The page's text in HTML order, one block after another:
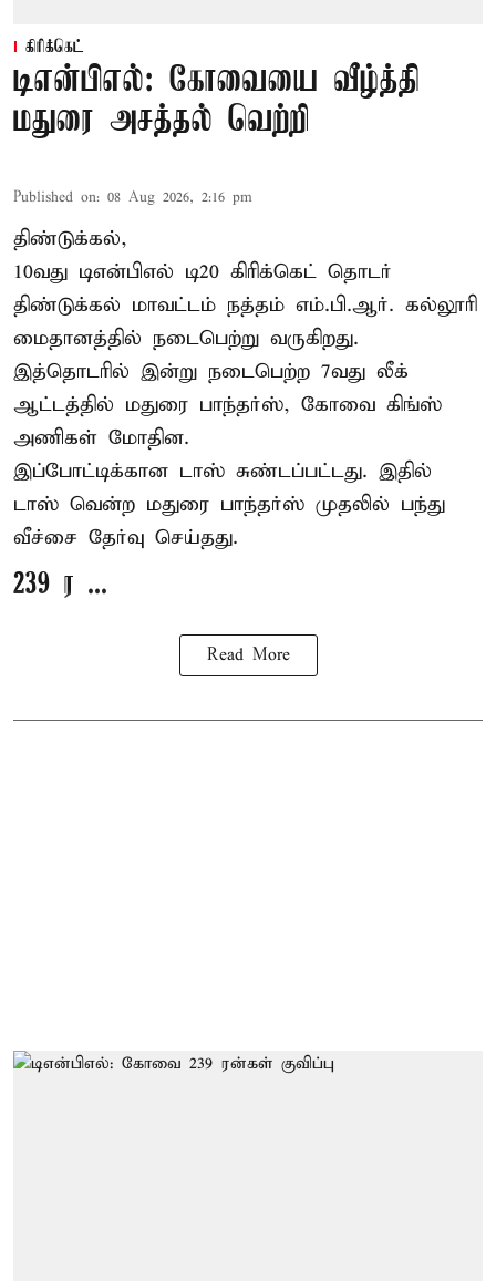
கிரிக்கெட்
டிஎன்பிஎல்: கோவையை வீழ்த்தி
மதுரை அசத்தல் வெற்றி
Published on: 08 Aug 2026, 2:16 pm
திண்டுக்கல்,
10வது டிஎன்பிஎல் டி20 கிரிக்கெட் தொடர்
திண்டுக்கல் மாவட்டம் நத்தம் எம்.பி.ஆர். கல்லூரி
மைதானத்தில் நடைபெற்று வருகிறது.
இத்தொடரில் இன்று நடைபெற்ற 7வது லீக்
ஆட்டத்தில் மதுரை பாந்தர்ஸ், கோவை கிங்ஸ்
அணிகள் மோதின.
இப்போட்டிக்கான டாஸ் சுண்டப்பட்டது. இதில்
டாஸ் வென்ற மதுரை பாந்தர்ஸ் முதலில் பந்து
வீச்சை தேர்வு செய்தது.
239 ர ...
Read More